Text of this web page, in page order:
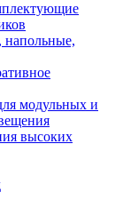
напольные,
модульных и
высоких